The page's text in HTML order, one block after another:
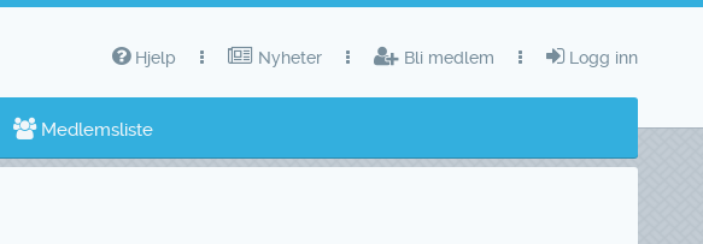
Logg inn
Bli medlem
Nyheter
Hjelp
Medlemsliste